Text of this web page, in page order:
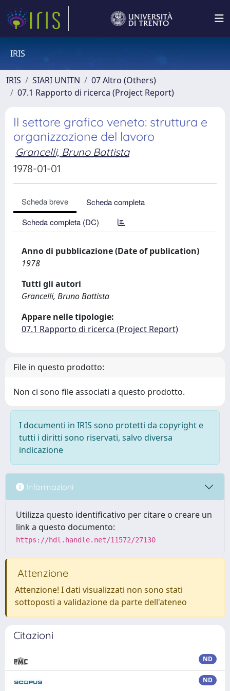
IRIS
IRIS SIARI UNITN
07 Altro (Others)
07.1 Rapporto di ricerca (Project Report)
Il settore grafico veneto: struttura e
organizzazione del lavoro
Grancelli, Bruno Battista
1978-01-01
Scheda breve
Scheda completa
Scheda completa (DC)
Anno di pubblicazione (Date of publication)
1978
Tutti gli autori
Grancelli, Bruno Battista
Appare nelle tipologie:
07.1 Rapporto di ricerca (Project Report)
File in questo prodotto:
Non ci sono file associati a questo prodotto.
I documenti in IRIS sono protetti da copyright e
tutti i diritti sono riservati, salvo diversa
indicazione
Informazioni
Utilizza questo identificativo per citare o creare un
link a questo documento:
https://hdl.handle.net/11572/27130
Attenzione
Attenzione! I dati visualizzati non sono stati
sottoposti a validazione da parte dell'ateneo
Citazioni
ND
ND